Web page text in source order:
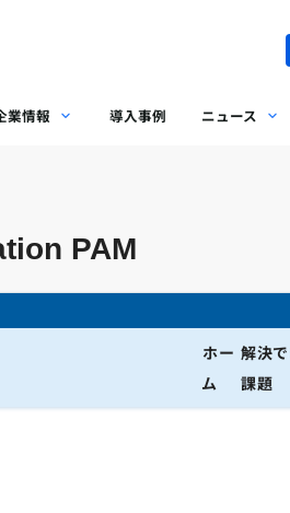
業情報 導入事例 ニュース
PAM
ホー
ム
解決
課題